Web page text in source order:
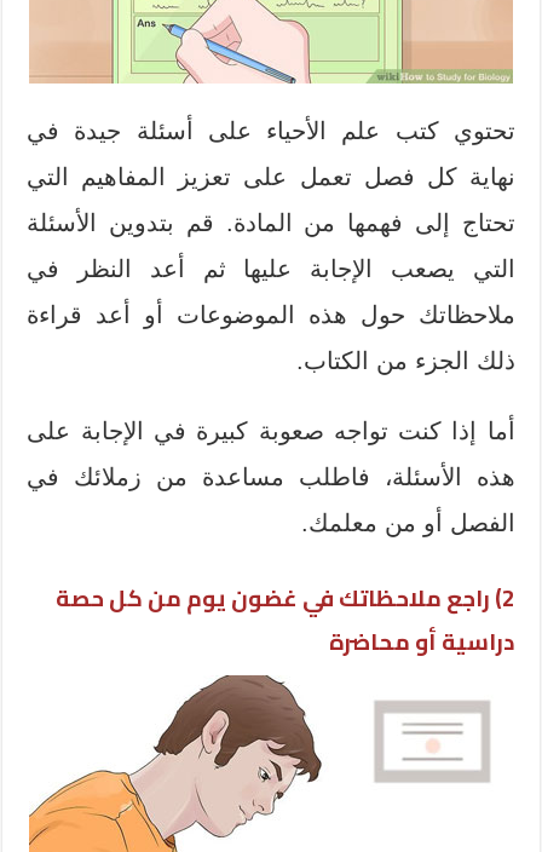
تحتوي كتب علم الأحياء على أسئلة جيدة في
نهاية كل فصل تعمل على تعزيز المفاهيم التي
تحتاج إلى فهمها من المادة. قم بتدوين الأسئلة
التي يصعب الإجابة عليها ثم أعد النظر في
ملاحظاتك حول هذه الموضوعات أو أعد قراءة
ذلك الجزء من الكتاب.
أما إذا كنت تواجه صعوبة كبيرة في الإجابة على
هذه الأسئلة، فاطلب مساعدة من زملائك في
الفصل أو من معلمك.
2) راجع ملاحظاتك في غضون يوم من كل حصة
دراسية أو محاضرة